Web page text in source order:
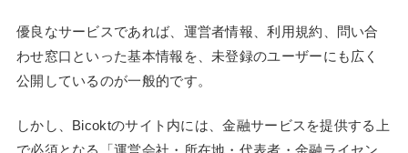
優良なサービスであれば、運営者情報、利用規約、問い合
わせ窓口といった基本情報を、未登録のユーザーにも広く
公開しているのが一般的です。
しかし、Bicoktのサイト内には、金融サービスを提供する上